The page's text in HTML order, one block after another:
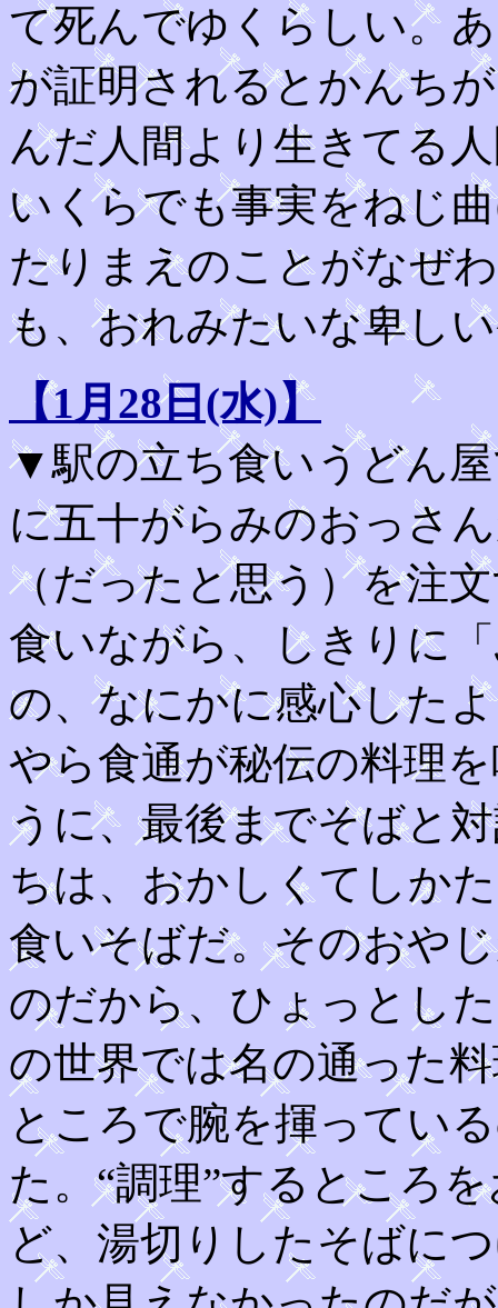
て死んでゆくらしい。
が証明されるとかんち
んだ人間より生きてる
いくらでも事実をねじ
たりまえのことがなぜ
も、おれみたいな卑し
【1月28日(水)】
▼駅の立ち食いうどん
に五十がらみのおっさ
（だったと思う）を注
食いながら、しきりに
の、なにかに感心した
やら食通が秘伝の料理
うに、最後までそばと
ちは、おかしくてしか
食いそばだ。そのおや
のだから、ひょっとし
の世界では名の通った
ところで腕を揮ってい
た。“調理”するところ
ど、湯切りしたそばに